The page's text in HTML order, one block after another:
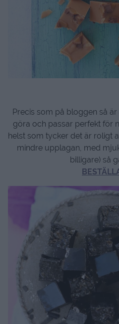
Precis som på bloggen så
göra och passar perfekt för
helst som tycker det är roligt
mindre upplagan, med
billigare) så